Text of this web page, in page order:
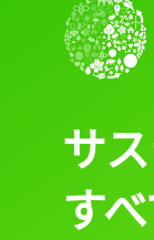
サ
す